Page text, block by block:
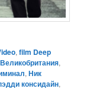
,film Deep
Великобритания,
,Ник
консидайн,